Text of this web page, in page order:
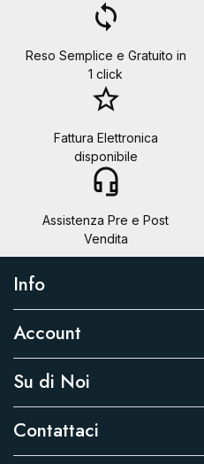
loop
Reso Semplice e Gratuito in
1 click
star_border
Fattura Elettronica
disponibile
headset_mic
Assistenza Pre e Post
Vendita
Info
Account
Su di Noi
Contattaci